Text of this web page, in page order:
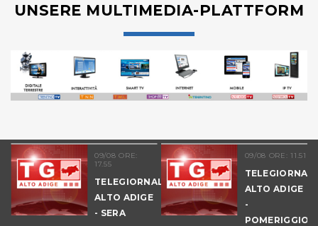
UNSERE MULTIMEDIA-PLATTFORM
09/08 ORE:
17.55
TELEGIORNALE
ALTO ADIGE
- SERA
09/08 ORE: 11.51
ALTO ADIGE
-
POMERIGGIO